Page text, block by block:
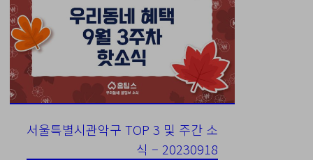
서울특별시관악구 TOP 3 및 주간 소
식 – 20230918